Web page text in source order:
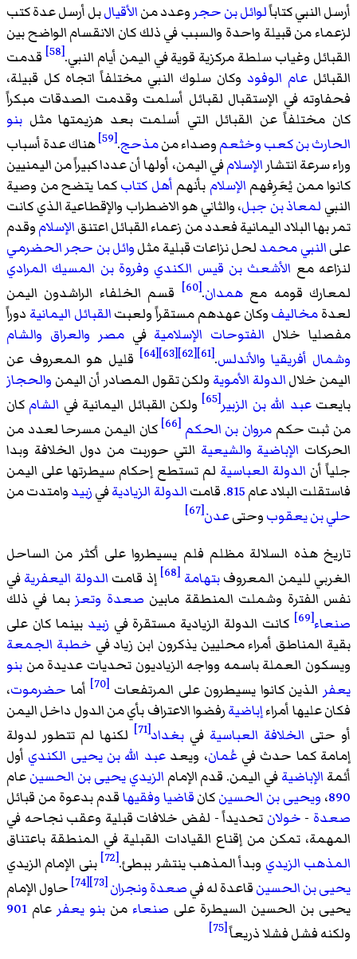
أرسل النبي كتاباًلوائل بن حجر وعدد منالأقيالبل أرسل عدة كتب
لزعماء من قبيلة واحدة والسبب في ذلك كان الانقسام الواضح بين
القبائل وغياب سلطة مركزية قوية في اليمن أيام النبي.[58]
قدمت
القبائل عام الوفود وكان سلوك النبي مختلفاً اتجاه كل قبيلة،
فحفاوته في الإستقبال لقبائل أسلمت وقدمت الصدقات مبكراً
كان مختلفاً عن القبائل التي أسلمت بعد هزيمتها مثل بنو
الحارث بن كعبوخثعموصداء منمذحج.
[59]
هناك عدة أسباب
وراء سرعة انتشار الإسلامفي اليمن، أولها أن عددا كبيراً من اليمنيين
كانوا ممن يُعَرِفهم الإسلام بأنهم أهل كتابكما يتضح من وصية
النبي لمعاذ بن جبل، والثاني هو الاضطراب والإقطاعية الذي كانت
تمر بها البلاد اليمانية فعدد من زعماء القبائل اعتنقالإسلاموقدم
علىالنبي محمدلحل نزاعات قبلية مثلوائل بن حجر الحضرمي
لنزاعه مع الأشعث بن قيس الكندي وفروة بن المسيك المرادي
لمعارك قومه معهمدان.
[60]
قسم الخلفاء الراشدون اليمن
لعدةمخاليفوكان عهدهم مستقراً ولعبتالقبائل اليمانية دوراً
مفصليا خلال الفتوحات الإسلامية فيمصر والعراق والشام
وشمال أفريقيا والأندلس.
[61]
[62]
[63]
[64]
قليل هو المعروف عن
اليمن خلالالدولة الأموية ولكن تقول المصادر أن اليمن والحجاز
بايعتعبد الله بن الزبير[65] ولكن القبائل اليمانية في الشام كان
من ثبت حكم مروان بن الحكم [66]
كان اليمن مسرحا لعدد من
الحركات الإباضية والشيعية التي حوربت من دول الخلافة وبدا
جلياً أن الدولة العباسية لم تستطع إحكام سيطرتها على اليمن
فاستقلت البلاد عام815. قامتالدولة الزياديةفيزبيدوامتدت من
حلي بن يعقوبوحتىعدن[67]
تاريخ هذه السلالة مظلم فلم يسيطروا على أكثر من الساحل
الغربي لليمن المعروفبتهامة [68] إذ قامت الدولة اليعفريةفي
نفس الفترة وشملت المنطقة مابين صعدة وتعز بما في ذلك
صنعاء[69] كانت الدولة الزيادية مستقرة في زبيد بينما كان على
بقية المناطق أمراء محليين يذكرون ابن زياد في خطبة الجمعة
ويسكون العملة باسمه وواجه الزياديون تحديات عديدة من بنو
يعفر الذين كانوا يسيطرون على المرتفعات [70] أما حضرموت،
فكان عليها أمراءإباضيةرفضوا الاعتراف بأي من الدول داخل اليمن
أو حتى الخلافة العباسية في بغداد[71]
لكنها لم تتطور لدولة
إمامة كما حدث فيعُمان، ويعدعبد الله بن يحيى الكندي أول
أئمة الإباضيةفي اليمن. قدم الإمام الزيدي يحيى بن الحسينعام
890، ويحيى بن الحسينكانقاضياوفقيهاقدم بدعوة من قبائل
صعدة - خولان تحديداً - لفض خلافات قبلية وعقب نجاحه في
المهمة، تمكن من إقناع القيادات القبلية في المنطقة باعتناق
المذهب الزيدي وبدأ المذهب ينتشر ببطئ.[72]
بنى الإمام الزيدي
يحيى بن الحسينقاعدة له فيصعدةونجران[73]
[74]
حاول الإمام
يحيى بن الحسين السيطرة على صنعاء من بنو يعفر عام 901
ولكنه فشل فشلا ذريعاً[75]